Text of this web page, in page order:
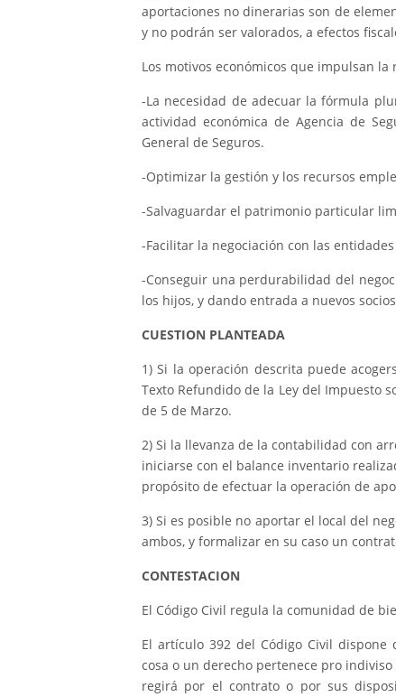
aportaciones no dinerarias son de
y no podrán ser valorados, a efectos
Los motivos económicos que impulsan
-La necesidad de adecuar la fórmula
actividad económica de Agencia de
General de Seguros.
-Optimizar la gestión y los recursos
-Salvaguardar el patrimonio particular
-Facilitar la negociación con las
-Conseguir una perdurabilidad del
los hijos, y dando entrada a nuevos
CUESTION PLANTEADA
1) Si la operación descrita puede
Texto Refundido de la Ley del Impuesto
de 5 de Marzo.
2) Si la llevanza de la contabilidad con
iniciarse con el balance inventario
propósito de efectuar la operación de
3) Si es posible no aportar el local del
ambos, y formalizar en su caso un
CONTESTACION
El Código Civil regula la comunidad de
El artículo 392 del Código Civil
cosa o un derecho pertenece pro
regirá por el contrato o por sus